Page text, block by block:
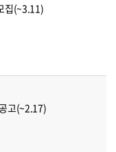
집(~3.11)
고(~2.17)